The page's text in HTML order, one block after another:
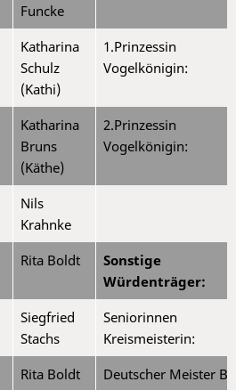
Funcke
Katharina
Schulz
(Kathi)
1.Prinzessin
Vogelkönigin:
Katharina
Bruns
(Käthe)
2.Prinzessin
Vogelkönigin:
Nils
Krahnke
Rita Boldt
Sonstige
Würdenträger:
Siegfried
Stachs
Seniorinnen
Kreismeisterin:
Rita Boldt Deutscher Meister